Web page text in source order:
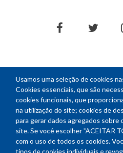
Usamos uma seleção de cookies
Cookies essenciais, que são
cookies funcionais, que
na utilização do site; cookies de
para gerar dados agregados sobre
site. Se você escolher "ACEITAR
com o uso de todos os cookies.
tipos de cookies individuais e
facebook
NEWSLETTER